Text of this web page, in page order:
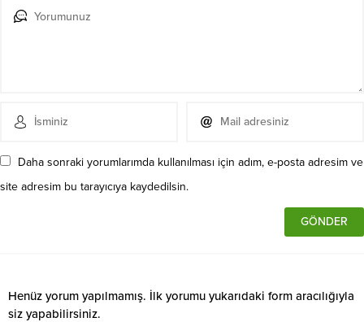
Daha sonraki yorumlarımda kullanılması için adım, e-posta adresim ve
site adresim bu tarayıcıya kaydedilsin.
Henüz yorum yapılmamış. İlk yorumu yukarıdaki form aracılığıyla
siz yapabilirsiniz.